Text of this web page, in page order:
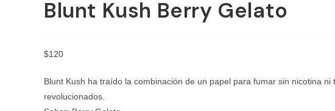
Blunt Kush Berry Gelato
$120
Blunt Kush ha traído la combinación de un papel para fumar sin nicotina
revolucionados.